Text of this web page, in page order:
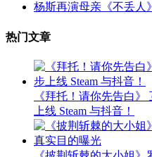
杨斯再演母亲《不丢人
热门文章
《拜托！请你先告白
上线 Steam 与抖音！